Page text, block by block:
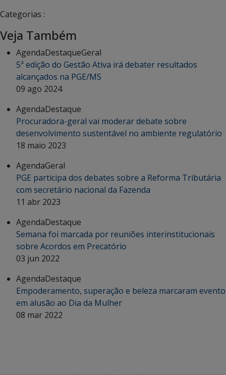
Categorias :
Veja Também
AgendaDestaqueGeral
5ª edição do Gestão Ativa irá debater resultados
alcançados na PGE/MS
09 ago 2024
AgendaDestaque
Procuradora-geral vai moderar debate sobre
desenvolvimento sustentável no ambiente regulatório
18 maio 2023
AgendaGeral
PGE participa dos debates sobre a Reforma Tributária
com secretário nacional da Fazenda
11 abr 2023
AgendaDestaque
Semana foi marcada por reuniões interinstitucionais
sobre Acordos em Precatório
03 jun 2022
AgendaDestaque
Empoderamento, superação e beleza marcaram evento
em alusão ao Dia da Mulher
08 mar 2022